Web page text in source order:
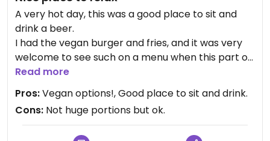
A very hot day, this was a good place to sit and
drink a beer.
I had the vegan burger and fries, and it was very
welcome to see such on a menu when this part of
France seems quite difficult for vegans.
The burger was pretty good - falafel, not fake
meat.
Very nice place to sit and relax and watch people
go by.
Read more
Pros:Vegan options!, Good place to sit and drink.
Cons: Not huge portions but ok.